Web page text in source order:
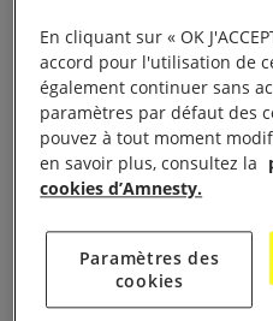
réservation auprès du
Le 15 marsà 20 h 30
conquérants, tarif : 5,50 €
rs de 20 h 30 à
documentaireLatifa, au
présence du réalisateur
En cliquant sur « OK
accord pour l'utilisation de
également continuer sans
paramètres par défaut des
pouvez à tout moment
en savoir plus, consultez la
cookies d’Amnesty.
Paramètres des
cookies